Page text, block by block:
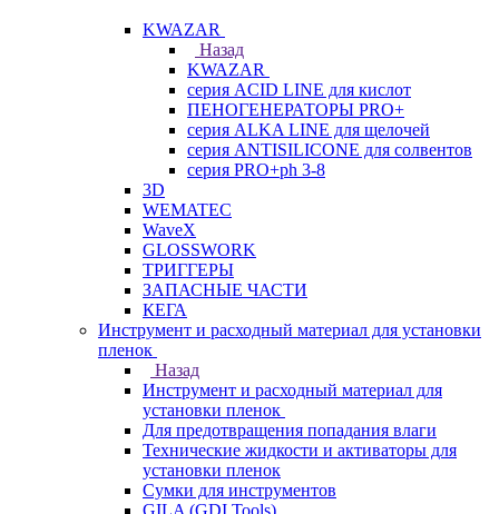
KWAZAR
Назад
KWAZAR
серия ACID LINE для кислот
ПЕНОГЕНЕРАТОРЫ PRO+
серия ALKA LINE для щелочей
серия ANTISILICONE для солвентов
серия PRO+ph 3-8
3D
WEMATEC
WaveX
GLOSSWORK
ТРИГГЕРЫ
ЗАПАСНЫЕ ЧАСТИ
КЕГА
Инструмент и расходный материал для установки
пленок
Назад
Инструмент и расходный материал для
установки пленок
Для предотвращения попадания влаги
Технические жидкости и активаторы для
установки пленок
Сумки для инструментов
GILA (GDI Tools)